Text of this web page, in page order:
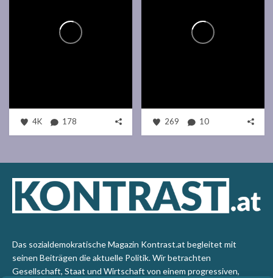
4K 178 269 10
Das sozialdemokratische Magazin Kontrast.at begleitet mit
seinen Beiträgen die aktuelle Politik. Wir betrachten
Gesellschaft, Staat und Wirtschaft von einem progressiven,